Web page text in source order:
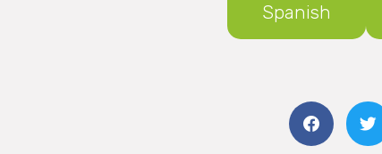
Spanish